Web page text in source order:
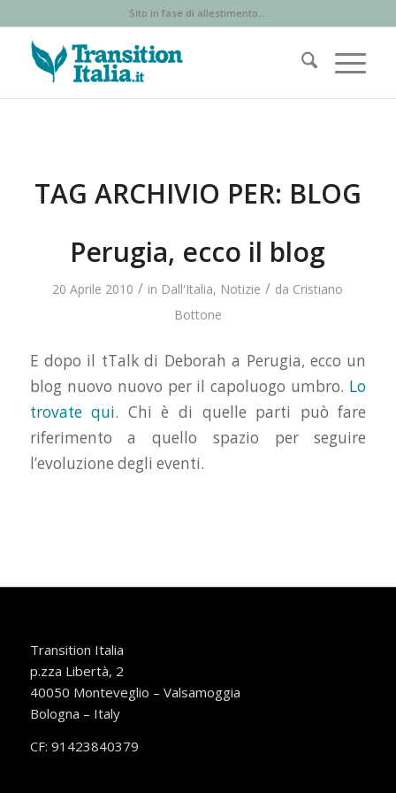
Sito in fase di allestimento...
TAG ARCHIVIO PER: BLOG
Perugia, ecco il blog
20 Aprile 2010 / in Dall'Italia, Notizie / da Cristiano
Bottone
E dopo il tTalk di Deborah a Perugia, ecco un
blog nuovo nuovo per il capoluogo umbro. Lo
trovate qui. Chi è di quelle parti può fare
riferimento a quello spazio per seguire
l’evoluzione degli eventi.
Transition Italia
p.zza Libertà, 2
40050 Monteveglio – Valsamoggia
Bologna – Italy
CF: 91423840379